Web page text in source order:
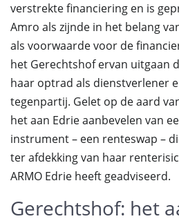
verstrekte financiering en is
Amro als zijnde in het belang
als voorwaarde voor de
het Gerechtshof ervan uitgaan
haar optrad als dienstverlener
tegenpartij. Gelet op de aard
het aan Edrie aanbevelen van
instrument – een renteswap –
ter afdekking van haar
ARMO Edrie heeft geadviseerd.
Gerechtshof: het